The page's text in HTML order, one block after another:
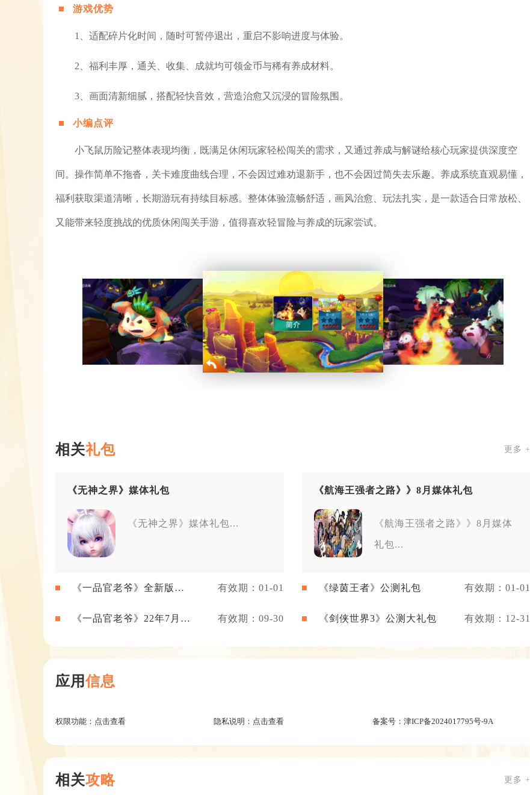
游戏优势
1、适配碎片化时间，随时可暂停退出，重启不影响进度与体验。
2、福利丰厚，通关、收集、成就均可领金币与稀有养成材料。
3、画面清新细腻，搭配轻快音效，营造治愈又沉浸的冒险氛围。
小编点评
小飞鼠历险记整体表现均衡，既满足休闲玩家轻松闯关的需求，又通过养成与解谜给核心玩家提供深度空
间。操作简单不拖沓，关卡难度曲线合理，不会因过难劝退新手，也不会因过简失去乐趣。养成系统直观易懂，
福利获取渠道清晰，长期游玩有持续目标感。整体体验流畅舒适，画风治愈、玩法扎实，是一款适合日常放松、
又能带来轻度挑战的优质休闲闯关手游，值得喜欢轻冒险与养成的玩家尝试。
相关礼包 更多 +
《无神之界》媒体礼包
《无神之界》媒体礼包...
《航海王强者之路》》8月媒体礼包
《航海王强者之路》》8月媒体
礼包...
《一品官老爷》全新版本
有效期：01-01 《绿茵王者》公测礼包 有效期：01-01
《一品官老爷》22年7月新
有效期：09-30 《剑侠世界3》公测大礼包 有效期：12-31
应用信息
权限功能： 点击查看 隐私说明： 点击查看 备案号： 津ICP备2024017795号-9A
相关攻略 更多 +